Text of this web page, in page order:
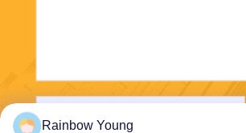
Rainbow Young